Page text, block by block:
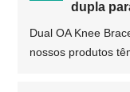
dupla
Dual OA Knee
nossos produtos